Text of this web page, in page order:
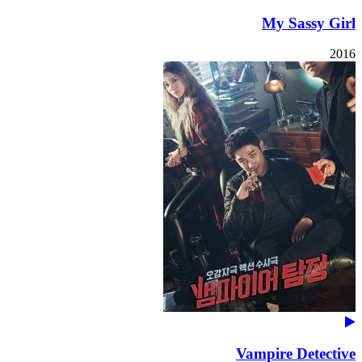
My Sassy Girl
2016
Vampire Detective